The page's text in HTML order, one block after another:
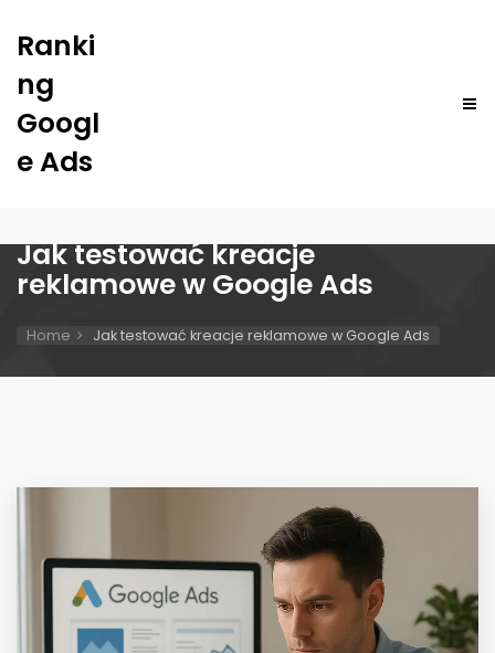
Ranki
ng
Googl
e Ads
Jak testować kreacje
reklamowe w Google Ads
Home Jak testować kreacje reklamowe w Google Ads